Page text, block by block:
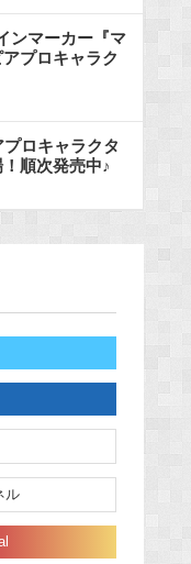
ンマーカー『マ
プロキャラク
ロキャラクタ
順次発売中♪
ル